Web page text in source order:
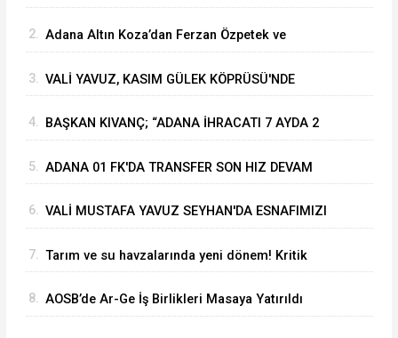
2. Adana Altın Koza’dan Ferzan Özpetek ve
3. VALİ YAVUZ, KASIM GÜLEK KÖPRÜSÜ'NDE
4. BAŞKAN KIVANÇ; “ADANA İHRACATI 7 AYDA 2
5. ADANA 01 FK'DA TRANSFER SON HIZ DEVAM
6. VALİ MUSTAFA YAVUZ SEYHAN'DA ESNAFIMIZI
7. Tarım ve su havzalarında yeni dönem! Kritik
8. AOSB’de Ar-Ge İş Birlikleri Masaya Yatırıldı